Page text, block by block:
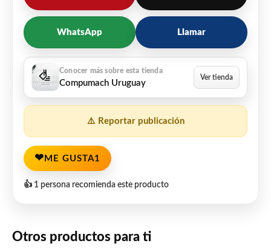
WhatsApp Llamar
Compumach Uruguay
⚠️ Reportar publicación
❤ ME GUSTA1
👍 1 persona recomienda este producto
Otros productos para ti